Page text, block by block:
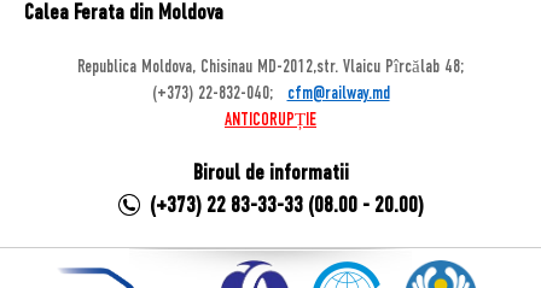
Calea Ferata din Moldova
Republica Moldova, Chisinau MD-2012,str. Vlaicu Pîrcălab 48;
(+373) 22-832-040;
cfm@railway.md
ANTICORUPȚIE
Biroul de informatii
(+373) 22 83-33-33 (08.00 - 20.00)